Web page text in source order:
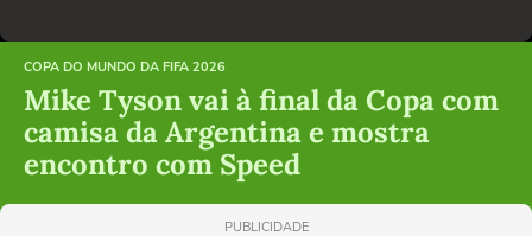
COPA DO MUNDO DA FIFA 2026
Mike Tyson vai à final da Copa com
camisa da Argentina e mostra
encontro com Speed
PUBLICIDADE